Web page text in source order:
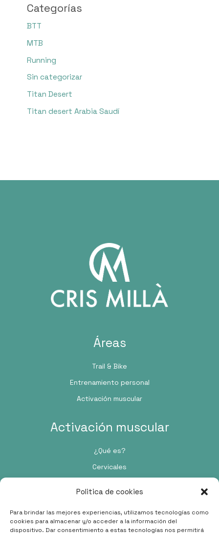
Politica de cookies
Para brindar las mejores experiencias, utilizamos tecnologías como
cookies para almacenar y/o acceder a la información del
dispositivo. Dar consentimiento a estas tecnologías nos permitirá
Categorías
BTT
MTB
Running
Sin categorizar
Titan Desert
Titan desert Arabia Saudí
Áreas
Trail & Bike
Entrenamiento personal
Activación muscular
Activación muscular
¿Qué es?
Cervicales
Contacto